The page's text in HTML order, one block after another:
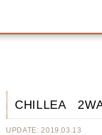
CHILLEA
UPDATE: 2019.03.13